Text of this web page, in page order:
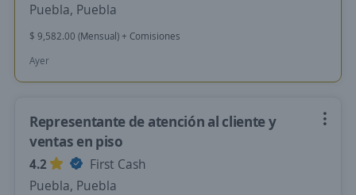
Puebla, Puebla
$ 9,582.00 (Mensual) + Comisiones
Ayer
Representante de atención al cliente y
ventas en piso
4.2
First Cash
Puebla, Puebla